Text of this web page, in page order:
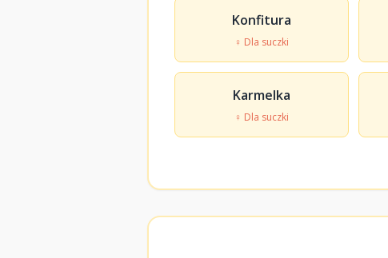
Konfitura
♀ Dla suczki
Karmelka
♀ Dla suczki